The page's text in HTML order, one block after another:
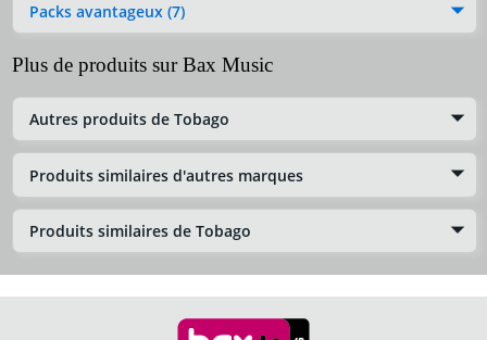
Packs avantageux (7)
Plus de produits sur Bax Music
Autres produits de Tobago
Produits similaires d'autres marques
Produits similaires de Tobago